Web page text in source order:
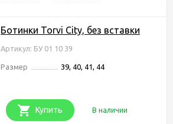
Ботинки Torvi City, без вставки
Артикул: БУ 01 10 39
Размер 39, 40, 41, 44
Купить В наличии